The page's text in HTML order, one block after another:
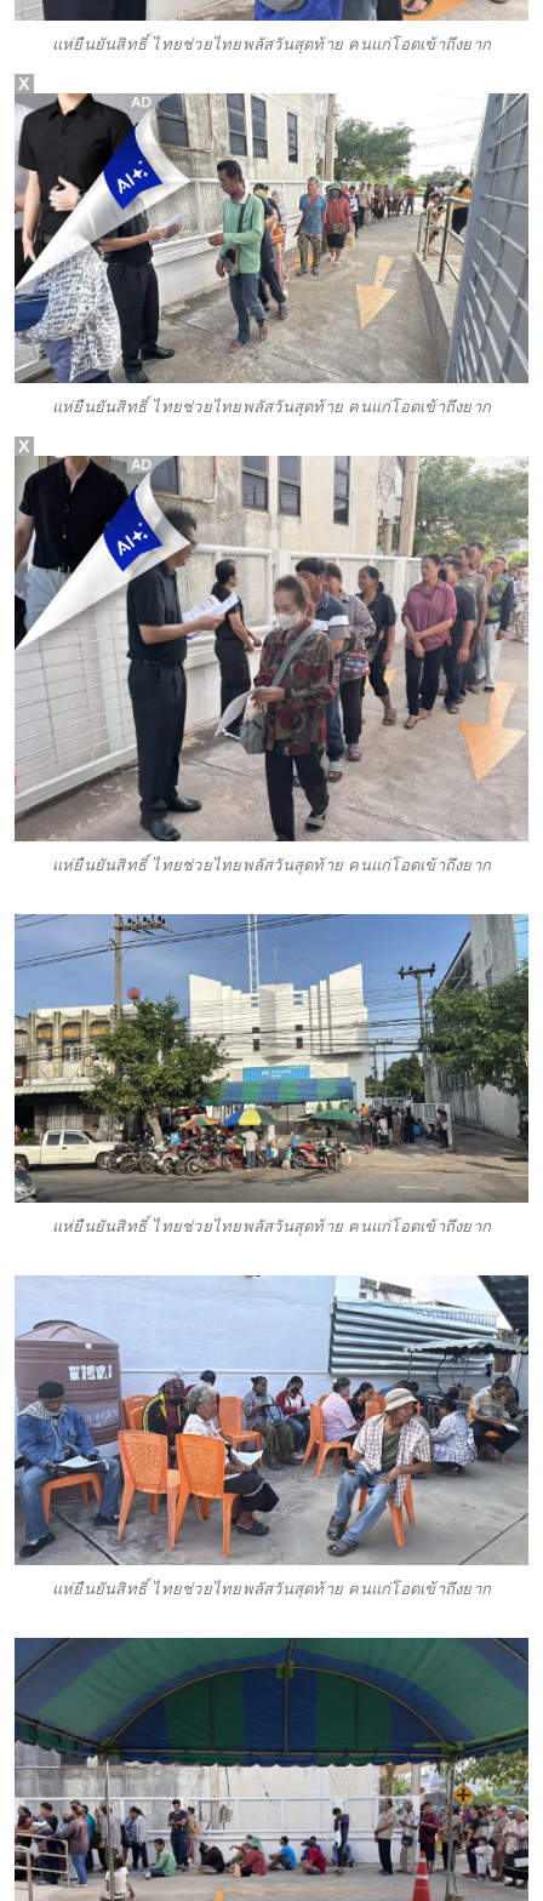
แห่ยืนยันสิทธิ์ ไทยช่วยไทยพลัสวันสุดท้าย คนแก่โอดเข้าถึงยาก
แห่ยืนยันสิทธิ์ ไทยช่วยไทยพลัสวันสุดท้าย คนแก่โอดเข้าถึงยาก
แห่ยืนยันสิทธิ์ ไทยช่วยไทยพลัสวันสุดท้าย คนแก่โอดเข้าถึงยาก
แห่ยืนยันสิทธิ์ ไทยช่วยไทยพลัสวันสุดท้าย คนแก่โอดเข้าถึงยาก
แห่ยืนยันสิทธิ์ ไทยช่วยไทยพลัสวันสุดท้าย คนแก่โอดเข้าถึงยาก
X
X